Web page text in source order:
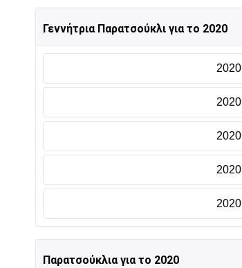
Γεννήτρια Παρατσούκλι για το 2020
2020
2020
2020
2020
2020
Παρατσούκλια για το 2020